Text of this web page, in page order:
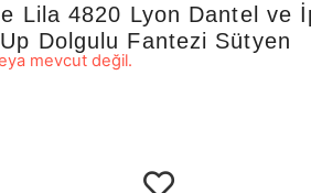
Lila 4820 Lyon Dantel ve
Dolgulu Fantezi Sütyen
mevcut değil.